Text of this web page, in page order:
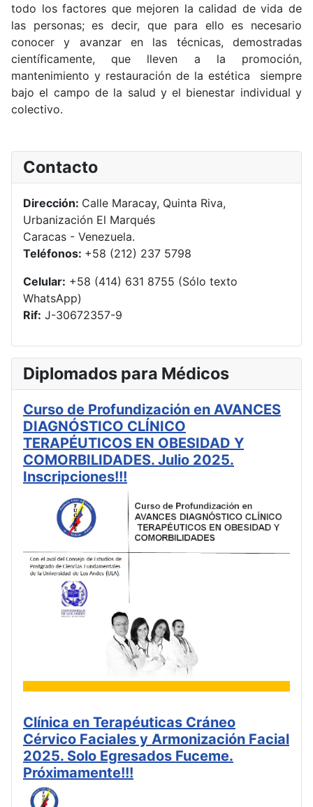
todo los factores que mejoren la calidad de vida de
las personas; es decir, que para ello es necesario
conocer y avanzar en las técnicas, demostradas
científicamente, que lleven a la promoción,
mantenimiento y restauración de la estética siempre
bajo el campo de la salud y el bienestar individual y
colectivo.
Contacto
Dirección: Calle Maracay, Quinta Riva,
Urbanización El Marqués
Caracas - Venezuela.
Teléfonos: +58 (212) 237 5798
Celular: +58 (414) 631 8755 (Sólo texto
WhatsApp)
Rif: J-30672357-9
Diplomados para Médicos
Curso de Profundización en AVANCES
DIAGNÓSTICO CLÍNICO
TERAPÉUTICOS EN OBESIDAD Y
COMORBILIDADES. Julio 2025.
Inscripciones!!!
Clínica en Terapéuticas Cráneo
Cérvico Faciales y Armonización Facial
2025. Solo Egresados Fuceme.
Próximamente!!!